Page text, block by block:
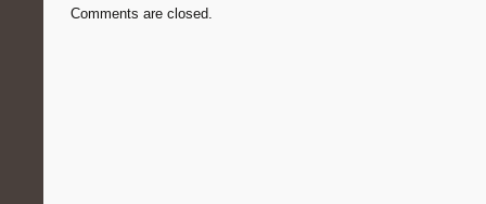
Comments are closed.